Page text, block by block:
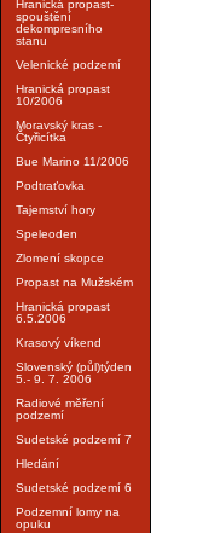
Hranická propast-
spouštění
dekompresního
stanu
Velenické podzemí
Hranická propast
10/2006
Moravský kras -
Čtyřicítka
Bue Marino 11/2006
Podtraťovka
Tajemství hory
Speleoden
Zlomení skopce
Propast na Mužském
Hranická propast
6.5.2006
Krasový víkend
Slovenský (půl)týden
5.- 9. 7. 2006
Radiové měření
podzemí
Sudetské podzemí 7
Hledání
Sudetské podzemí 6
Podzemní lomy na
opuku